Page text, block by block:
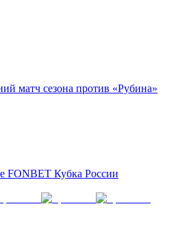
матч сезона против «Рубина»
FONBET Кубка России